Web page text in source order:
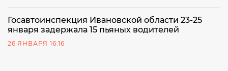
Госавтоинспекция Ивановской области 23-25
января задержала 15 пьяных водителей
26 ЯНВАРЯ 16:16